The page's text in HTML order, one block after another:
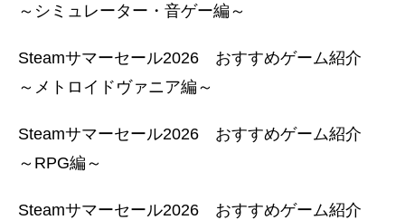
～シミュレーター・音ゲー編～
Steamサマーセール2026 おすすめゲーム紹介
～メトロイドヴァニア編～
Steamサマーセール2026 おすすめゲーム紹介
～RPG編～
Steamサマーセール2026 おすすめゲーム紹介